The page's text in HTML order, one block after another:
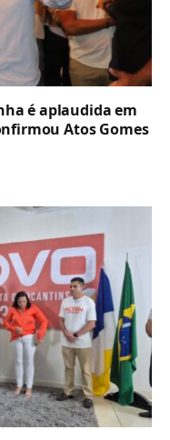
é aplaudida em
Atos Gomes